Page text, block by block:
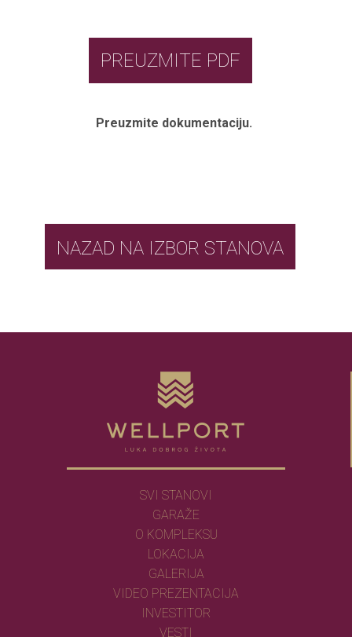
PREUZMITE PDF
Preuzmite dokumentaciju.
NAZAD NA IZBOR STANOVA
SVI STANOVI
GARAŽE
O KOMPLEKSU
LOKACIJA
GALERIJA
VIDEO PREZENTACIJA
INVESTITOR
VESTI